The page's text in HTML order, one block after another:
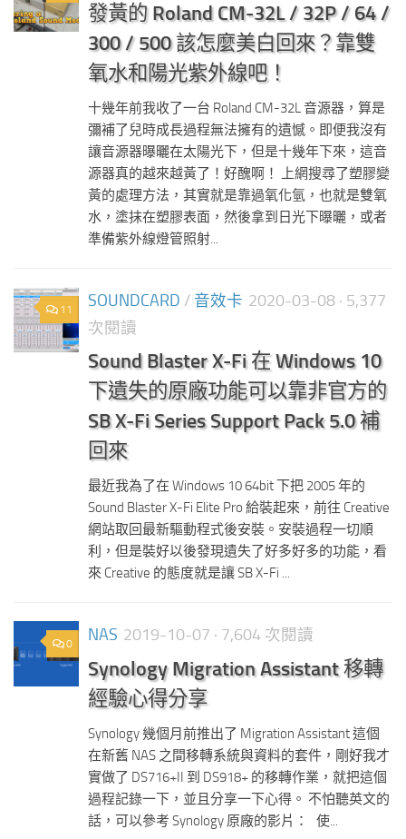
發黃的 Roland CM-32L / 32P / 64 /
300 / 500 該怎麼美白回來？靠雙
氧水和陽光紫外線吧！
十幾年前我收了一台 Roland CM-32L 音源器，算是
彌補了兒時成長過程無法擁有的遺憾。即便我沒有
讓音源器曝曬在太陽光下，但是十幾年下來，這音
源器真的越來越黃了！好醜啊！ 上網搜尋了塑膠變
黃的處理方法，其實就是靠過氧化氫，也就是雙氧
水，塗抹在塑膠表面，然後拿到日光下曝曬，或者
準備紫外線燈管照射...
11 SOUNDCARD / 音效卡 2020-03-08 · 5,377
次閱讀
Sound Blaster X-Fi 在 Windows 10
下遺失的原廠功能可以靠非官方的
SB X-Fi Series Support Pack 5.0 補
回來
最近我為了在 Windows 10 64bit 下把 2005 年的
Sound Blaster X-Fi Elite Pro 給裝起來，前往 Creative
網站取回最新驅動程式後安裝。安裝過程一切順
利，但是裝好以後發現遺失了好多好多的功能，看
來 Creative 的態度就是讓 SB X-Fi ...
0 NAS 2019-10-07 · 7,604 次閱讀
Synology Migration Assistant 移轉
經驗心得分享
Synology 幾個月前推出了 Migration Assistant 這個
在新舊 NAS 之間移轉系統與資料的套件，剛好我才
實做了 DS716+II 到 DS918+ 的移轉作業，就把這個
過程記錄一下，並且分享一下心得。 不怕聽英文的
話，可以參考 Synology 原廠的影片： 使...